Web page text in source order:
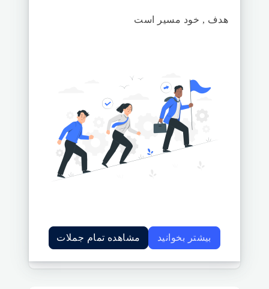
هدف , خود مسیر است
بیشتر بخوانید مشاهده تمام جملات